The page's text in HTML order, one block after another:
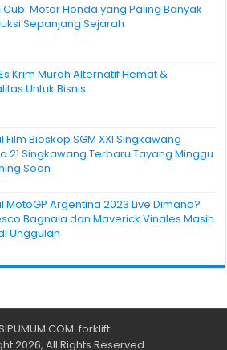
Motor Honda yang Paling Banyak
Sepanjang Sejarah
Krim Murah Alternatif Hemat &
Untuk Bisnis
Film Bioskop SGM XXI Singkawang
21 Singkawang Terbaru Tayang Minggu
Soon
MotoGP Argentina 2023 Live Dimana?
Bagnaia dan Maverick Vinales Masih
Unggulan
. forklift
2026, All Rights Reserved